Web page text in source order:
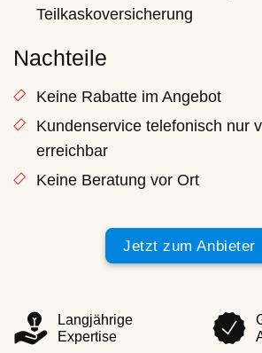
Teilkaskoversicherung
Nachteile
Keine Rabatte im Angebot
Kundenservice telefonisch nur
erreichbar
Keine Beratung vor Ort
Jetzt zum Anbieter
Langjährige
Expertise